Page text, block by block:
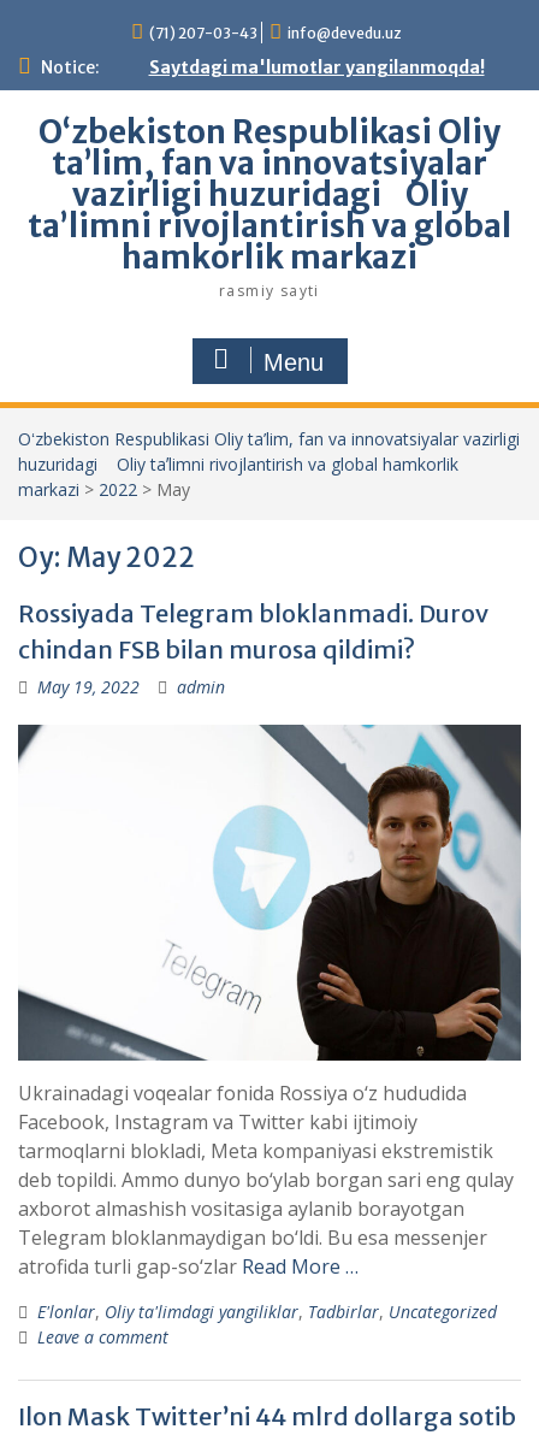
content
(71) 207-03-43 info@devedu.uz
Notice: Saytdagi ma'lumotlar yangilanmoqda!
Oʻzbekiston Respublikasi Oliy
ta’lim, fan va innovatsiyalar
vazirligi huzuridagi Oliy
taʼlimni rivojlantirish va global
hamkorlik markazi
rasmiy sayti
Menu
Oʻzbekiston Respublikasi Oliy ta’lim, fan va innovatsiyalar vazirligi
huzuridagi Oliy taʼlimni rivojlantirish va global hamkorlik
markazi > 2022 > May
Oy: May 2022
Rossiyada Telegram bloklanmadi. Durov
chindan FSB bilan murosa qildimi?
May 19, 2022 admin
Ukrainadagi voqealar fonida Rossiya o‘z hududida
Facebook, Instagram va Twitter kabi ijtimoiy
tarmoqlarni blokladi, Meta kompaniyasi ekstremistik
deb topildi. Ammo dunyo bo‘ylab borgan sari eng qulay
axborot almashish vositasiga aylanib borayotgan
Telegram bloklanmaydigan bo‘ldi. Bu esa messenjer
atrofida turli gap-so‘zlar Read More …
E'lonlar, Oliy ta'limdagi yangiliklar, Tadbirlar, Uncategorized
Leave a comment
Ilon Mask Twitter’ni 44 mlrd dollarga sotib